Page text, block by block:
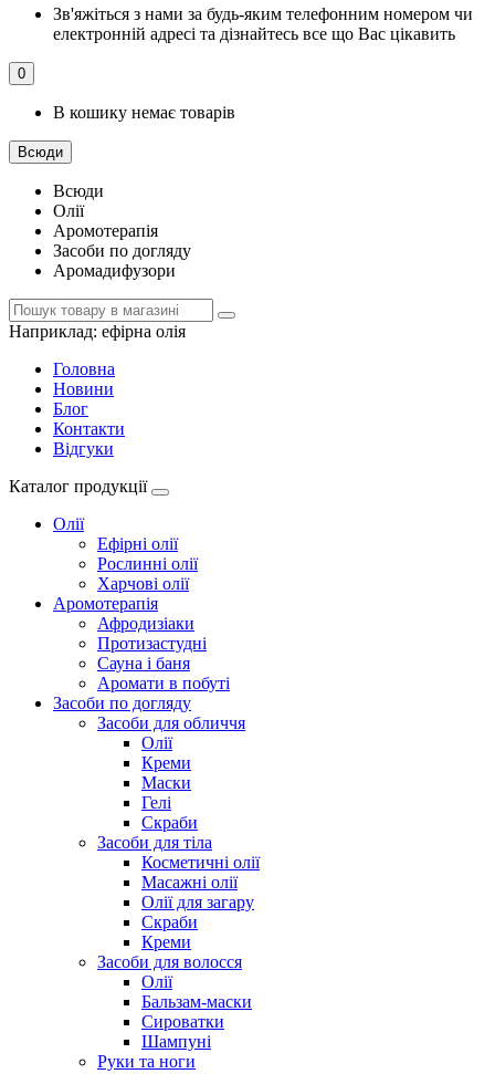
Зв'яжіться з нами за будь-яким телефонним номером чи
електронній адресі та дізнайтесь все що Вас цікавить
0
В кошику немає товарів
Всюди
Всюди
Олії
Аромотерапія
Засоби по догляду
Аромадифузори
Наприклад: ефірна олія
Головна
Новини
Блог
Контакти
Відгуки
Каталог продукції
Олії
Ефірні олії
Рослинні олії
Харчові олії
Аромотерапія
Афродизіаки
Протизастудні
Сауна і баня
Аромати в побуті
Засоби по догляду
Засоби для обличчя
Олії
Креми
Маски
Гелі
Скраби
Засоби для тіла
Косметичні олії
Масажні олії
Олії для загару
Скраби
Креми
Засоби для волосся
Олії
Бальзам-маски
Сироватки
Шампуні
Руки та ноги